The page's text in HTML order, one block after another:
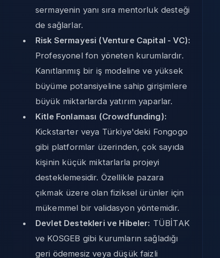
sermayenin yanı sıra mentorluk desteği
de sağlarlar.
Risk Sermayesi (Venture Capital - VC):
Profesyonel fon yöneten kurumlardır.
Kanıtlanmış bir iş modeline ve yüksek
büyüme potansiyeline sahip girişimlere
büyük miktarlarda yatırım yaparlar.
Kitle Fonlaması (Crowdfunding):
Kickstarter veya Türkiye'deki Fongogo
gibi platformlar üzerinden, çok sayıda
kişinin küçük miktarlarla projeyi
desteklemesidir. Özellikle pazara
çıkmak üzere olan fiziksel ürünler için
mükemmel bir validasyon yöntemidir.
Devlet Destekleri ve Hibeler: TÜBİTAK
ve KOSGEB gibi kurumların sağladığı
geri ödemesiz veya düşük faizli